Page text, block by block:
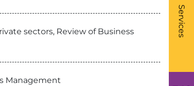
Services
-
sectors, Review of Business
Management